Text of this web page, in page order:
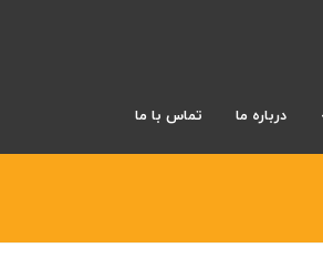
درباره ما تماس با ما